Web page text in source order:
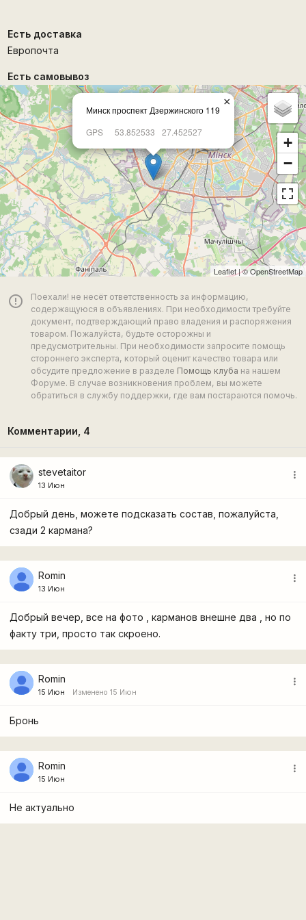
Есть доставка
Европочта
Есть самовывоз
Минск проспект Дзержинского 119
GPS
53.852533 27.452527
×
+
−
Leaflet| ©OpenStreetMap
error_outline
Поехали! не несёт ответственность за информацию,
содержащуюся в объявлениях. При необходимости требуйте
документ, подтверждающий право владения и распоряжения
товаром. Пожалуйста, будьте осторожны и
предусмотрительны. При необходимости запросите помощь
стороннего эксперта, который оценит качество товара или
обсудите предложение в разделе Помощь клуба на нашем
Форуме. В случае возникновения проблем, вы можете
обратиться в службу поддержки, где вам постараются помочь.
Комментарии, 4
stevetaitor
13 Июн
more_vert
Добрый день, можете подсказать состав, пожалуйста,
сзади 2 кармана?
Romin
13 Июн
more_vert
Добрый вечер, все на фото , карманов внешне два , но по
факту три, просто так скроено.
Romin
15 Июн Изменено 15 Июн
more_vert
Бронь
Romin
15 Июн
more_vert
Не актуально